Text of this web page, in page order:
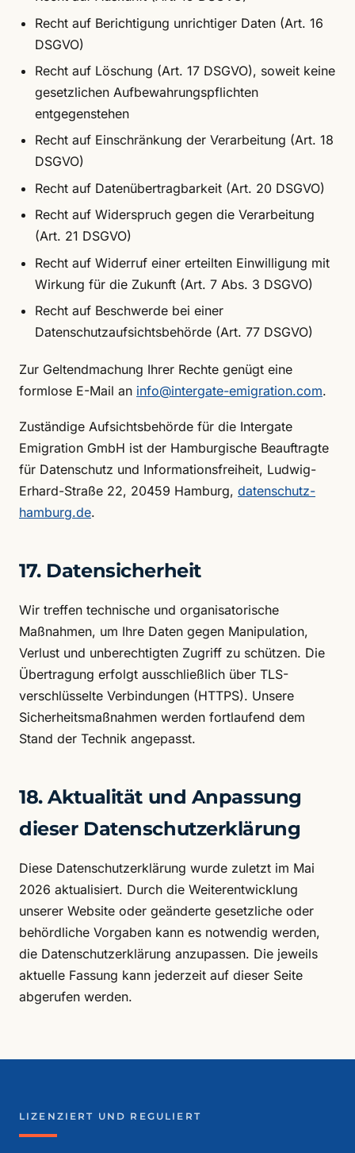
Recht auf Berichtigung unrichtiger Daten (Art. 16
DSGVO)
Recht auf Löschung (Art. 17 DSGVO), soweit keine
gesetzlichen Aufbewahrungspflichten
entgegenstehen
Recht auf Einschränkung der Verarbeitung (Art. 18
DSGVO)
Recht auf Datenübertragbarkeit (Art. 20 DSGVO)
Recht auf Widerspruch gegen die Verarbeitung
(Art. 21 DSGVO)
Recht auf Widerruf einer erteilten Einwilligung mit
Wirkung für die Zukunft (Art. 7 Abs. 3 DSGVO)
Recht auf Beschwerde bei einer
Datenschutzaufsichtsbehörde (Art. 77 DSGVO)
Zur Geltendmachung Ihrer Rechte genügt eine
formlose E-Mail an info@intergate-emigration.com.
Zuständige Aufsichtsbehörde für die Intergate
Emigration GmbH ist der Hamburgische Beauftragte
für Datenschutz und Informationsfreiheit, Ludwig-
Erhard-Straße 22, 20459 Hamburg, datenschutz-
hamburg.de.
17. Datensicherheit
Wir treffen technische und organisatorische
Maßnahmen, um Ihre Daten gegen Manipulation,
Verlust und unberechtigten Zugriff zu schützen. Die
Übertragung erfolgt ausschließlich über TLS-
verschlüsselte Verbindungen (HTTPS). Unsere
Sicherheitsmaßnahmen werden fortlaufend dem
Stand der Technik angepasst.
18. Aktualität und Anpassung
dieser Datenschutzerklärung
Diese Datenschutzerklärung wurde zuletzt im Mai
2026 aktualisiert. Durch die Weiterentwicklung
unserer Website oder geänderte gesetzliche oder
behördliche Vorgaben kann es notwendig werden,
die Datenschutzerklärung anzupassen. Die jeweils
aktuelle Fassung kann jederzeit auf dieser Seite
abgerufen werden.
LIZENZIERT UND REGULIERT